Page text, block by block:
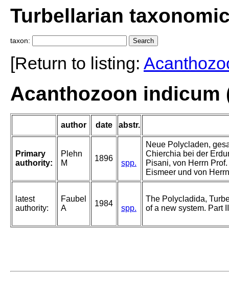
Turbellarian
taxon:
[Return to listing:
Acanthozoon indicum
author date abstr.
Primary
authority:
Plehn
M
1896
spp.
Neue Polycladen,
Chierchia bei der
Pisani, von Herrn
Eismeer und von
latest
authority:
Faubel
A
1984
spp.
The Polycladida,
of a new system. Part